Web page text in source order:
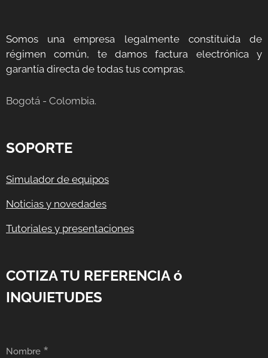
Somos una empresa legalmente constituida de
régimen común, te damos factura electrónica y
garantía directa de todas tus compras.
Bogotá - Colombia.
SOPORTE
Simulador de equipos
Noticias y novedades
Tutoriales y presentaciones
COTIZA TU REFERENCIA ó
INQUIETUDES
Nombre